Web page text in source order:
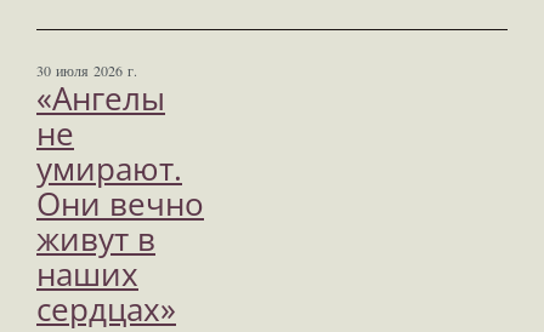
30 июля 2026 г.
«Ангелы
не
умирают.
Они вечно
живут в
наших
сердцах»